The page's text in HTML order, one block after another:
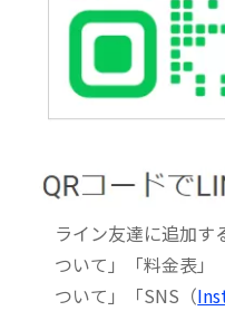
ライン友達に追加す
ついて」「料金表」
ついて」「SNS（